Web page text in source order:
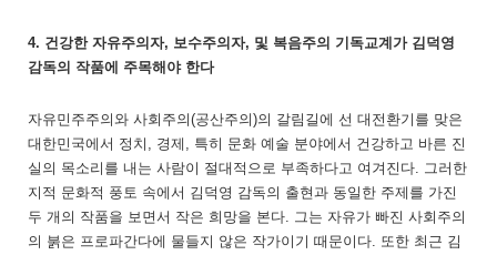
4. 건강한 자유주의자, 보수주의자, 및 복음주의 기독교계가 김덕영
감독의 작품에 주목해야 한다
자유민주주의와 사회주의(공산주의)의 갈림길에 선 대전환기를 맞은
대한민국에서 정치, 경제, 특히 문화 예술 분야에서 건강하고 바른 진
실의 목소리를 내는 사람이 절대적으로 부족하다고 여겨진다. 그러한
지적 문화적 풍토 속에서 김덕영 감독의 출현과 동일한 주제를 가진
두 개의 작품을 보면서 작은 희망을 본다. 그는 자유가 빠진 사회주의
의 붉은 프로파간다에 물들지 않은 작가이기 때문이다. 또한 최근 김